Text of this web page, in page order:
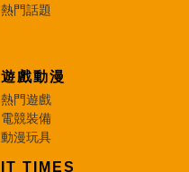
熱門話題
遊戲動漫
熱門遊戲
電競裝備
動漫玩具
IT TIMES